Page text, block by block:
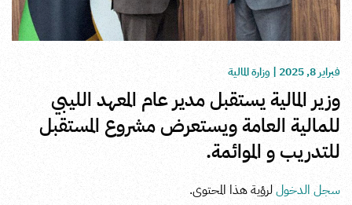
فبراير 8, 2025 |وزارة المالية
وزير المالية يستقبل مدير عام المعهد الليبي
للمالية العامة ويستعرض مشروع المستقبل
للتدريب و الموائمة.
سجل الدخوللرؤية هذا المحتوى.